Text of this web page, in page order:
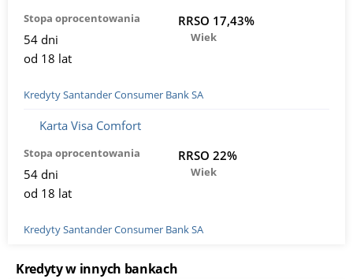
Stopa oprocentowania
RRSO 17,43%
54 dni
Wiek
od 18 lat
Kredyty Santander Consumer Bank SA
Karta Visa Comfort
Stopa oprocentowania
RRSO 22%
54 dni
Wiek
od 18 lat
Kredyty Santander Consumer Bank SA
Kredyty w innych bankach